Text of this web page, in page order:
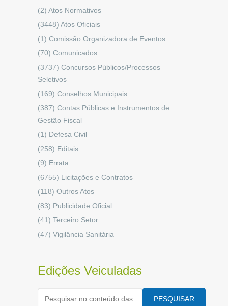
(2) Atos Normativos
(3448) Atos Oficiais
(1) Comissão Organizadora de Eventos
(70) Comunicados
(3737) Concursos Públicos/Processos
Seletivos
(169) Conselhos Municipais
(387) Contas Públicas e Instrumentos de
Gestão Fiscal
(1) Defesa Civil
(258) Editais
(9) Errata
(6755) Licitações e Contratos
(118) Outros Atos
(83) Publicidade Oficial
(41) Terceiro Setor
(47) Vigilância Sanitária
Edições Veiculadas
PESQUISAR